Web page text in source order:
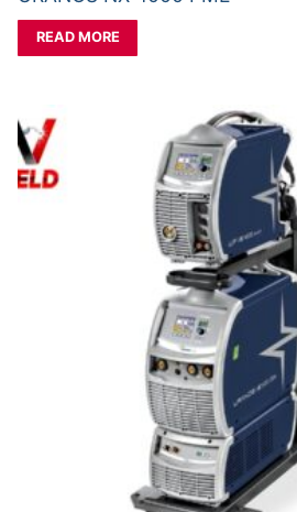
READ MORE